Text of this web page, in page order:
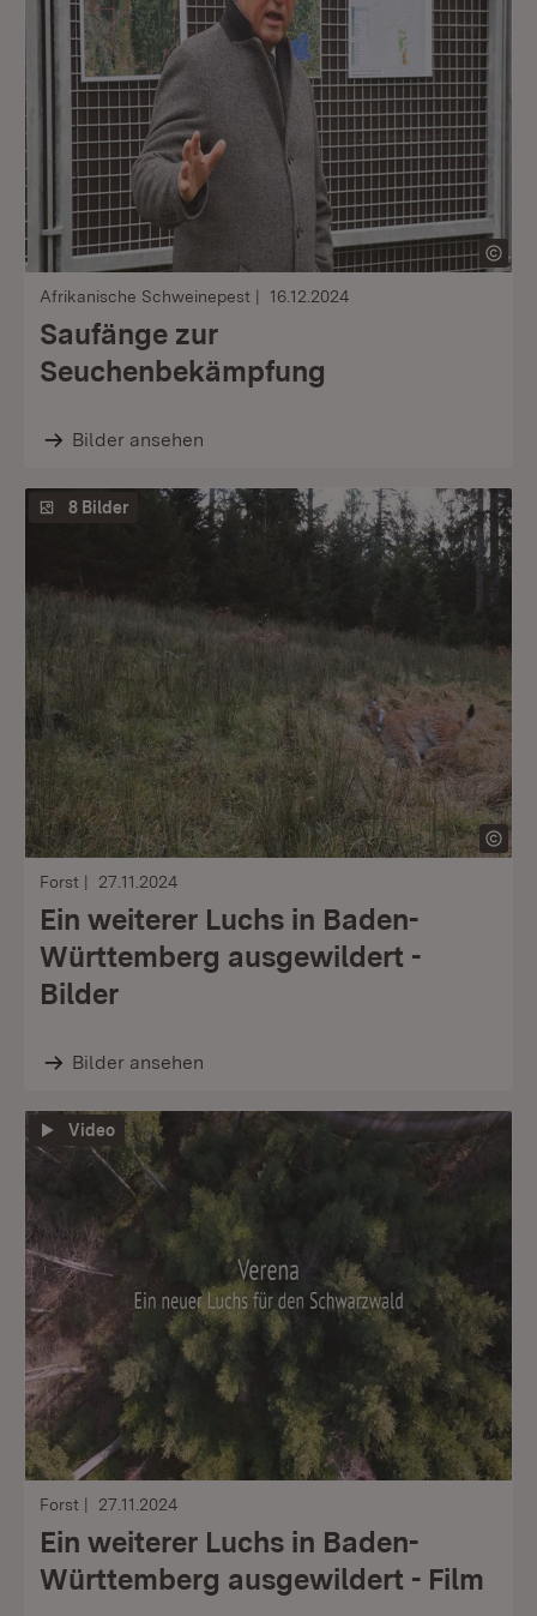
Afrikanische Schweinepest 16.12.2024
Saufänge zur
Seuchenbekämpfung
Bilder ansehen
8 Bilder
Forst 27.11.2024
Ein weiterer Luchs in Baden-
Württemberg ausgewildert -
Bilder
Bilder ansehen
Video
Forst 27.11.2024
Ein weiterer Luchs in Baden-
Württemberg ausgewildert - Film